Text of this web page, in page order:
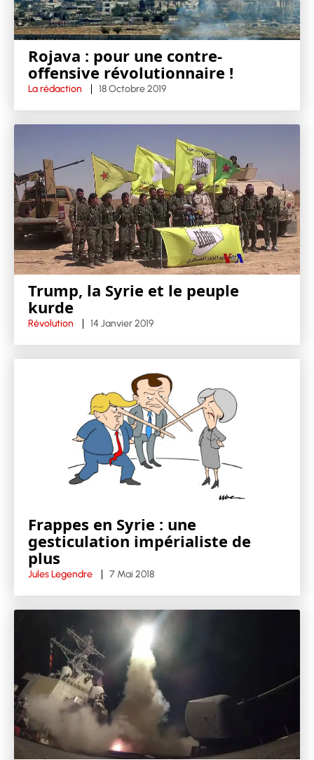
Rojava : pour une contre-
offensive révolutionnaire !
La rédaction 18 Octobre 2019
Trump, la Syrie et le peuple
kurde
Révolution 14 Janvier 2019
Frappes en Syrie : une
gesticulation impérialiste de
plus
Jules Legendre 7 Mai 2018